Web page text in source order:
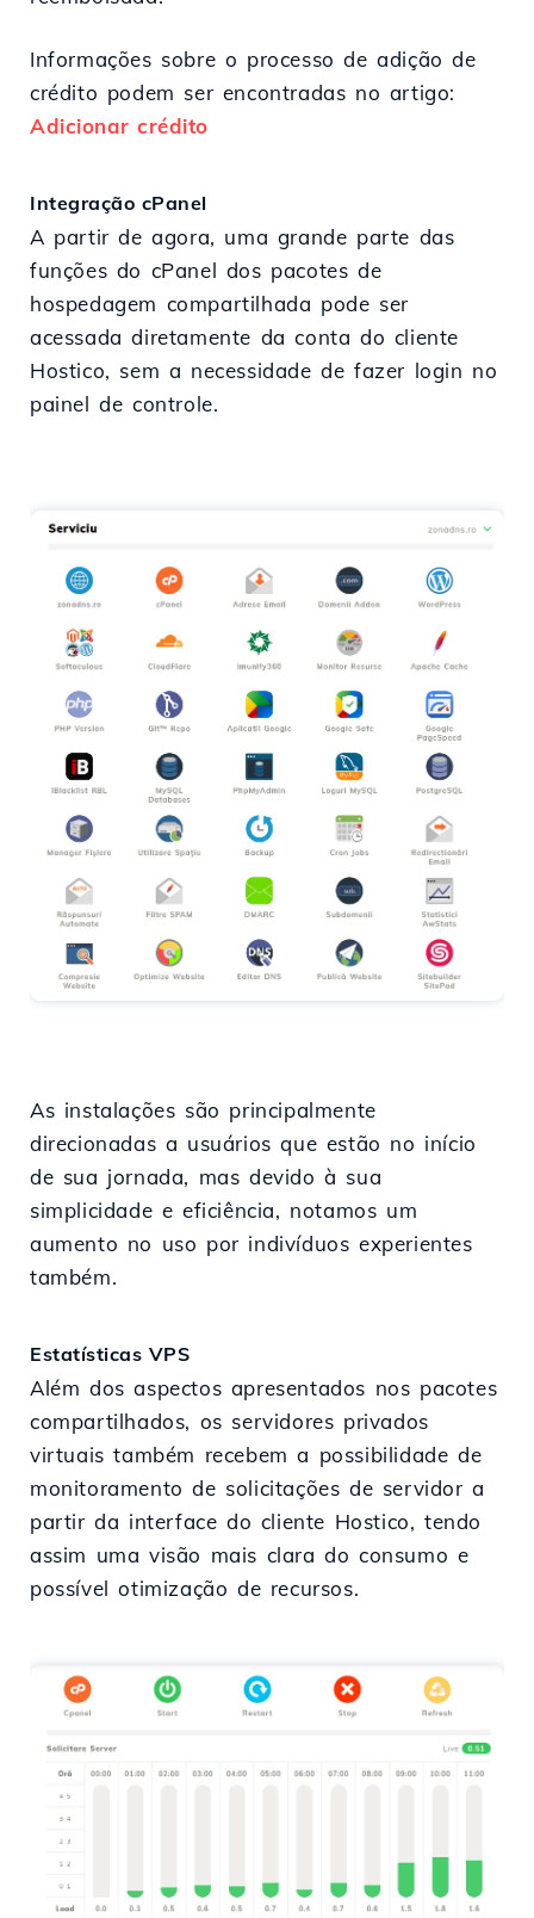
Informações sobre o processo de adição de
crédito podem ser encontradas no artigo:
Adicionar crédito
Integração cPanel
A partir de agora, uma grande parte das
funções do cPanel dos pacotes de
hospedagem compartilhada pode ser
acessada diretamente da conta do cliente
Hostico, sem a necessidade de fazer login no
painel de controle.
As instalações são principalmente
direcionadas a usuários que estão no início
de sua jornada, mas devido à sua
simplicidade e eficiência, notamos um
aumento no uso por indivíduos experientes
também.
Estatísticas VPS
Além dos aspectos apresentados nos pacotes
compartilhados, os servidores privados
virtuais também recebem a possibilidade de
monitoramento de solicitações de servidor a
partir da interface do cliente Hostico, tendo
assim uma visão mais clara do consumo e
possível otimização de recursos.